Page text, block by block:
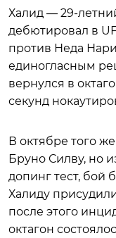
Халид — 29-
дебютировал в
против Неда
единогласным
вернулся в
секунд
В октябре того
Бруно Силву, но
допинг тест, бой
Халиду
после этого
октагон